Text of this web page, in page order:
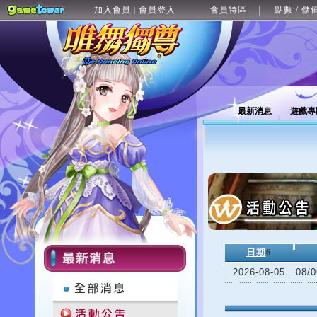
加入會員 | 會員登入 會員特區 點數 / 儲
最新消息 遊戲
日期 6
2026-08-05
08/